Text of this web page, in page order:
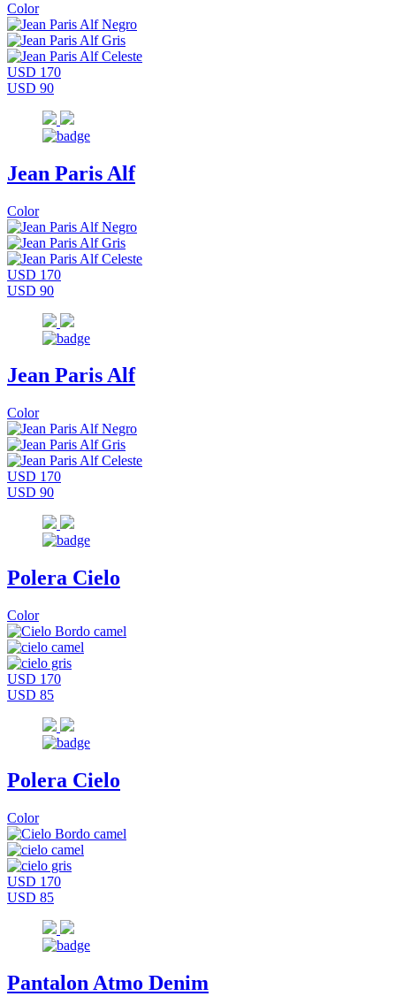
Color
USD 170
USD 90
Jean Paris Alf
Color
USD 170
USD 90
Jean Paris Alf
Color
USD 170
USD 90
Polera Cielo
Color
USD 170
USD 85
Polera Cielo
Color
USD 170
USD 85
Pantalon Atmo Denim